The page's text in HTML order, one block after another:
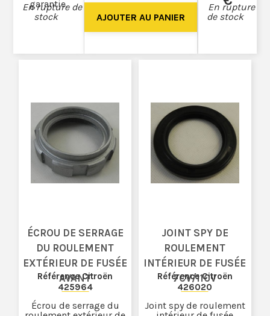
En rupture de
stock
garantie.
En rupture
de stock
ÉCROU DE SERRAGE
DU ROULEMENT
EXTÉRIEUR DE FUSÉE
AVANT
Référence Citroën
425964
Écrou de serrage du
JOINT SPY DE
ROULEMENT
INTÉRIEUR DE FUSÉE
7CV/11CV
Référence Citroën
426020
Joint spy de roulement